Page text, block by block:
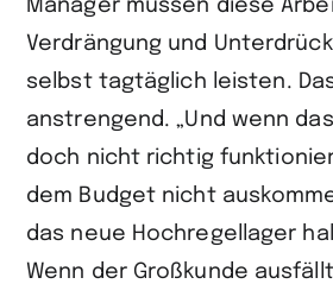
Manager müssen diese
Verdrängung und
selbst tagtäglich leisten.
anstrengend. „Und wenn das
doch nicht richtig
dem Budget nicht
das neue Hochregellager
Wenn der Großkunde